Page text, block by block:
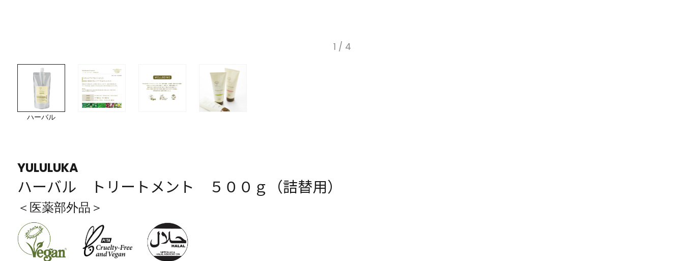
1 / 4
ハーバル
YULULUKA
ハーバル トリートメント ５００ｇ（詰替用）
＜医薬部外品＞